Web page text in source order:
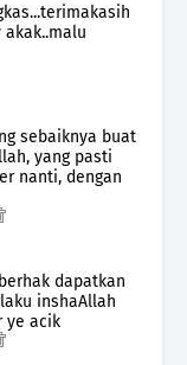
sebaiknya buat
yang pasti
nanti, dengan
dapatkan
inshaAllah
ye acik